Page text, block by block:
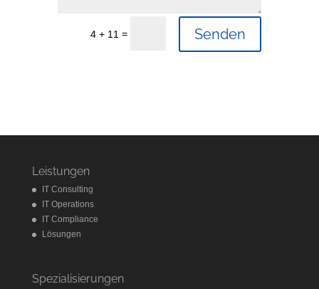
4 + 11 = Senden
Leistungen
IT Consulting
IT Operations
IT Compliance
Lösungen
Spezialisierungen